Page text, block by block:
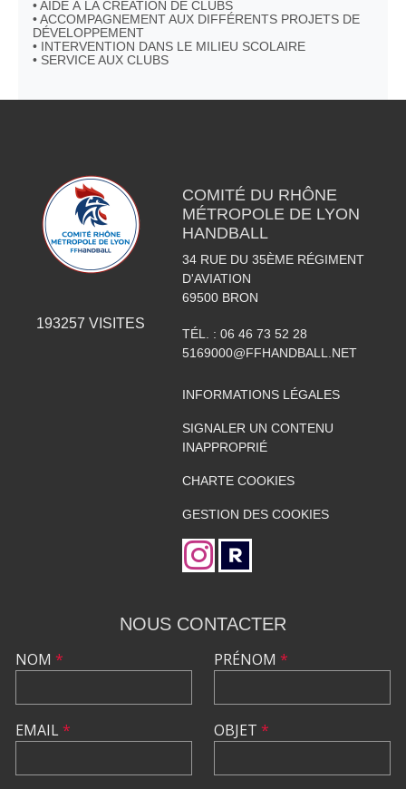
• AIDE À LA CRÉATION DE CLUBS
• ACCOMPAGNEMENT AUX DIFFÉRENTS PROJETS DE
DÉVELOPPEMENT
• INTERVENTION DANS LE MILIEU SCOLAIRE
• SERVICE AUX CLUBS
193257 VISITES
COMITÉ DU RHÔNE
MÉTROPOLE DE LYON
HANDBALL
34 RUE DU 35ÈME RÉGIMENT
D'AVIATION
69500 BRON
TÉL. : 06 46 73 52 28
5169000@FFHANDBALL.NET
INFORMATIONS LÉGALES
SIGNALER UN CONTENU
INAPPROPRIÉ
CHARTE COOKIES
GESTION DES COOKIES
NOUS CONTACTER
NOM *
EMAIL*
PRÉNOM *
OBJET *